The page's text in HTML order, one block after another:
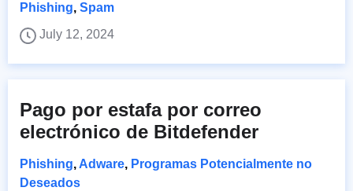
Phishing, Spam
July 12, 2024
Pago por estafa por correo
electrónico de Bitdefender
Phishing, Adware, Programas Potencialmente no
Deseados